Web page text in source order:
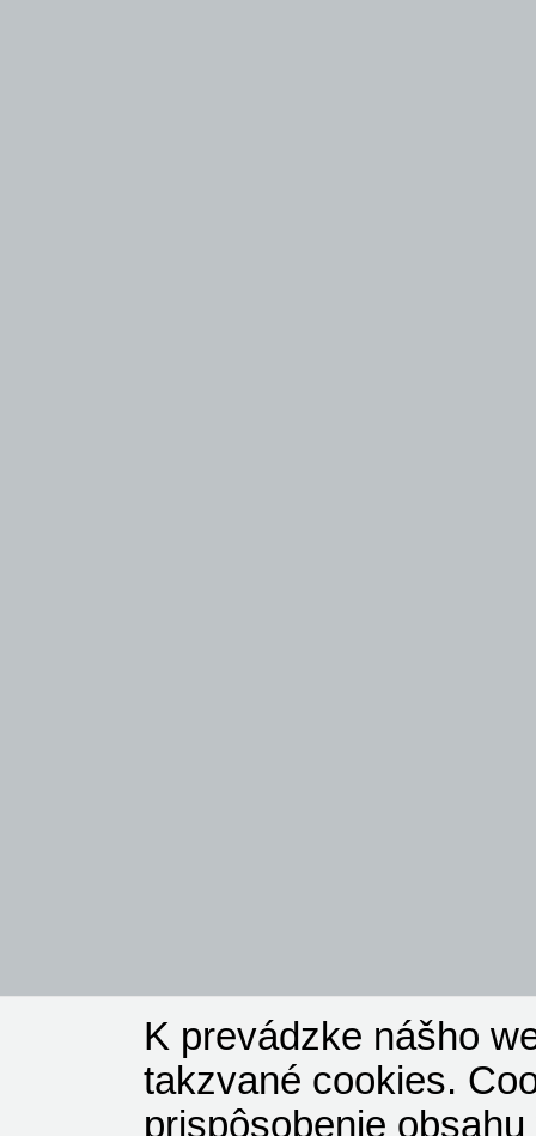
K prevádzke nášho
takzvané cookies.
prispôsobenie